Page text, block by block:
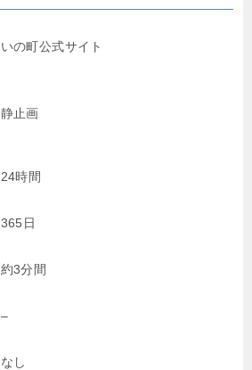
いの町公式サイト
静止画
24時間
365日
約3分間
–
なし